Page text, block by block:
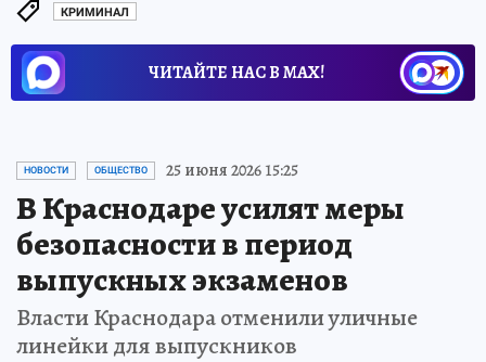
КРИМИНАЛ
ЧИТАЙТЕ НАС В МАХ!
НОВОСТИ ОБЩЕСТВО 25 июня 2026 15:25
В Краснодаре усилят меры
безопасности в период
выпускных экзаменов
Власти Краснодара отменили уличные
линейки для выпускников